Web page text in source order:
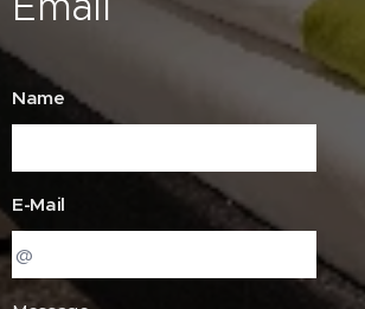
Name
E-Mail